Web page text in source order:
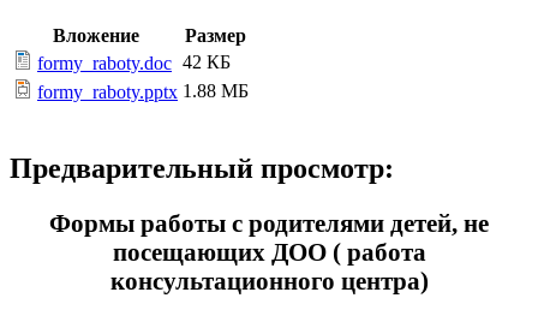
Вложение
Размер
formy_raboty.doc 42 КБ
formy_raboty.pptx 1.88 МБ
Предварительный просмотр:
Формы работы с родителями детей, не
посещающих ДОО ( работа
консультационного центра)